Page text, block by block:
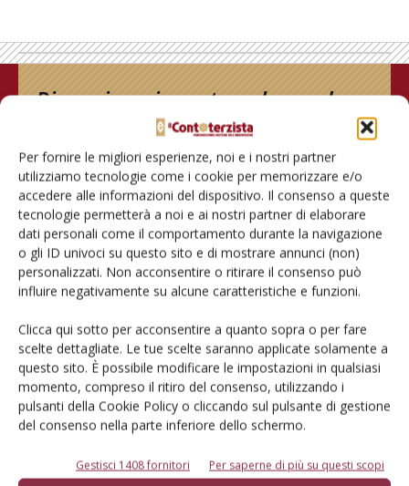
Per fornire le migliori esperienze, noi e i nostri partner
utilizziamo tecnologie come i cookie per memorizzare e/o
accedere alle informazioni del dispositivo. Il consenso a queste
tecnologie permetterà a noi e ai nostri partner di elaborare
dati personali come il comportamento durante la navigazione
o gli ID univoci su questo sito e di mostrare annunci (non)
personalizzati. Non acconsentire o ritirare il consenso può
influire negativamente su alcune caratteristiche e funzioni.
Clicca qui sotto per acconsentire a quanto sopra o per fare
scelte dettagliate. Le tue scelte saranno applicate solamente a
questo sito. È possibile modificare le impostazioni in qualsiasi
momento, compreso il ritiro del consenso, utilizzando i
pulsanti della Cookie Policy o cliccando sul pulsante di gestione
del consenso nella parte inferiore dello schermo.
Gestisci 1408 fornitori Per saperne di più su questi scopi
Rimani aggiornato sul mondo
dell’agricoltura
Iscriviti alle nostre newsletter
© Tecniche Nuove Spa. Tutti i diritti riservati. Sede legale Via Eritrea 21 -